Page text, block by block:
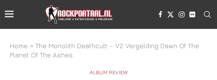
Home » The Monolith Deathcult – V2 Vergelding Dawn Of The
Planet Of The Ashes
ALBUM REVIEW